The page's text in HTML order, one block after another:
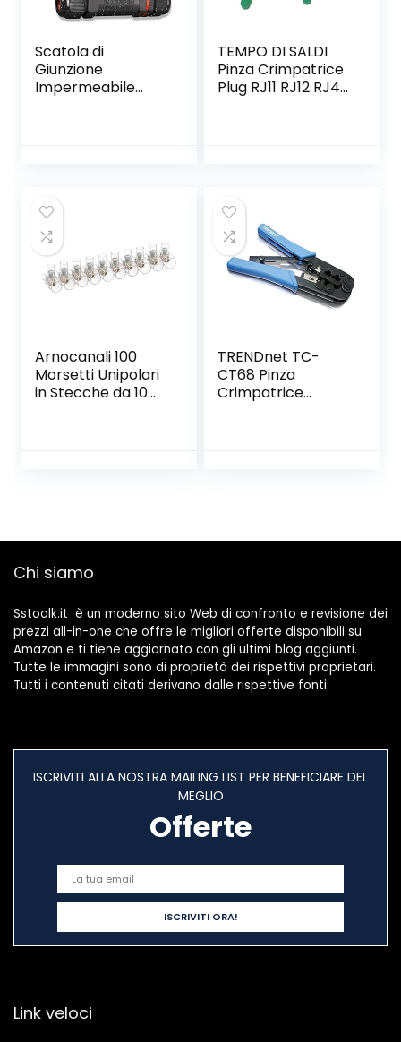
Scatola di
Giunzione
Impermeabile
Poli per Diametro
del Cavo Ø1-13mm
TEMPO DI SALDI
Pinza Crimpatrice
Plug RJ11 RJ12 RJ45
Arnocanali 100
Morsetti Unipolari
in Stecche da 10
TRENDnet TC-
CT68 Pinza
Crimpatrice
Chi siamo
Sstoolk.it è un moderno sito Web di confronto e revisione dei
prezzi all-in-one che offre le migliori offerte disponibili su
Amazon e ti tiene aggiornato con gli ultimi blog aggiunti.
Tutte le immagini sono di proprietà dei rispettivi proprietari.
Tutti i contenuti citati derivano dalle rispettive fonti.
ISCRIVITI ALLA NOSTRA MAILING LIST PER BENEFICIARE DEL
MEGLIO
Offerte
Link veloci